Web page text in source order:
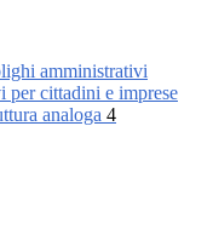
amministrativi
per cittadini e imprese
analoga 4